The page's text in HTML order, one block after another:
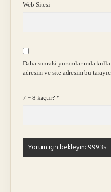
Web Sitesi
Daha sonraki yorumlarımda
adresim ve site adresim bu
7 + 8 kaçtır?*